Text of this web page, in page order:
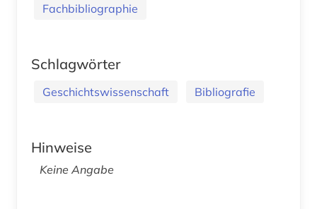
Fachbibliographie
Schlagwörter
Geschichtswissenschaft Bibliografie
Hinweise
Keine Angabe